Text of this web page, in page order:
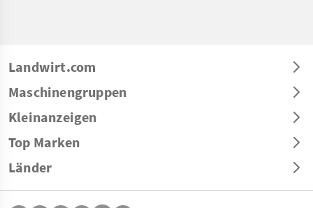
Landwirt.com
Maschinengruppen
Kleinanzeigen
Top Marken
Länder